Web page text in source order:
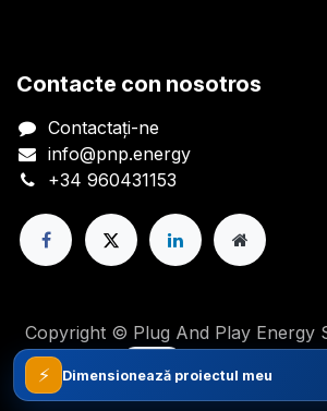
Contacte con nosotros
Contactați-ne
info@pnp.energy
+34 960431153
Copyright © Plug And Play Energy
Oferit de
Source
⚡